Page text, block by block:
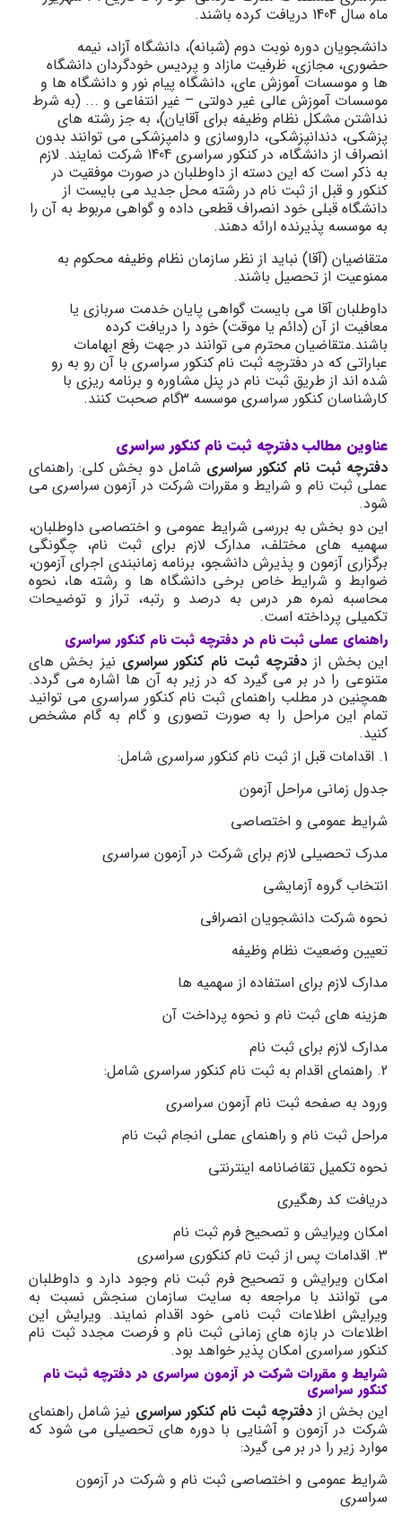
ماه سال 1404 دریافت کرده باشند.
دانشجویان دوره نوبت دوم (شبانه)، دانشگاه آزاد، نیمه
حضوری، مجازی، ظرفیت مازاد و پردیس خودگردان دانشگاه
ها و موسسات آموزش عای، دانشگاه پیام نور و دانشگاه ها و
موسسات آموزش عالی غیر دولتی – غیر انتفاعی و ... (به شرط
نداشتن مشکل نظام وظیفه برای آقایان)، به جز رشته های
پزشکی، دندانپزشکی، داروسازی و دامپزشکی می توانند بدون
انصراف از دانشگاه، در کنکور سراسری 1404 شرکت نمایند. لازم
به ذکر است که این دسته از داوطلبان در صورت موفقیت در
کنکور و قبل از ثبت نام در رشته محل جدید می بایست از
دانشگاه قبلی خود انصراف قطعی داده و گواهی مربوط به آن را
به موسسه پذیرنده ارائه دهند.
متقاضیان (آقا) نباید از نظر سازمان نظام وظیفه محکوم به
ممنوعیت از تحصیل باشند.
داوطلبان آقا می بایست گواهی پایان خدمت سربازی یا
معافیت از آن (دائم یا موقت) خود را دریافت کرده
باشند.متقاضیان محترم می توانند در جهت رفع ابهامات
عباراتی که در دفترچه ثبت نام کنکور سراسری با آن رو به رو
شده اند از طریق ثبت نام در پنل مشاوره و برنامه ریزی با
کارشناسان کنکور سراسری موسسه 3گام صحبت کنند.
عناوین مطالب دفترچه ثبت نام کنکور سراسری
دفترچه ثبت نام کنکور سراسری شامل دو بخش کلی: راهنمای
عملی ثبت نام و شرایط و مقررات شرکت در آزمون سراسری می
شود.
این دو بخش به بررسی شرایط عمومی و اختصاصی داوطلبان،
سهمیه های مختلف، مدارک لازم برای ثبت نام، چگونگی
برگزاری آزمون و پذیرش دانشجو، برنامه زمانبندی اجرای آزمون،
ضوابط و شرایط خاص برخی دانشگاه ها و رشته ها، نحوه
محاسبه نمره هر درس به درصد و رتبه، تراز و توضیحات
تکمیلی پرداخته است.
راهنمای عملی ثبت نام در دفترچه ثبت نام کنکور سراسری
این بخش از دفترچه ثبت نام کنکور سراسری نیز بخش های
متنوعی را در بر می گیرد که در زیر به آن ها اشاره می گردد.
همچنین در مطلب راهنمای ثبت نام کنکور سراسری می توانید
تمام این مراحل را به صورت تصوری و گام به گام مشخص
کنید.
1. اقدامات قبل از ثبت نام کنکور سراسری شامل:
جدول زمانی مراحل آزمون
شرایط عمومی و اختصاصی
مدرک تحصیلی لازم برای شرکت در آزمون سراسری
انتخاب گروه آزمایشی
نحوه شرکت دانشجویان انصرافی
تعیین وضعیت نظام وظیفه
مدارک لازم برای استفاده از سهمیه ها
هزینه های ثبت نام و نحوه پرداخت آن
مدارک لازم برای ثبت نام
2. راهنمای اقدام به ثبت نام کنکور سراسری شامل:
ورود به صفحه ثبت نام آزمون سراسری
مراحل ثبت نام و راهنمای عملی انجام ثبت نام
نحوه تکمیل تقاضانامه اینترنتی
دریافت کد رهگیری
امکان ویرایش و تصحیح فرم ثبت نام
3. اقدامات پس از ثبت نام کنکوری سراسری
امکان ویرایش و تصحیح فرم ثبت نام وجود دارد و داوطلبان
می توانند با مراجعه به سایت سازمان سنجش نسبت به
ویرایش اطلاعات ثبت نامی خود اقدام نمایند. ویرایش این
اطلاعات در بازه های زمانی ثبت نام و فرصت مجدد ثبت نام
کنکور سراسری امکان پذیر خواهد بود.
شرایط و مقررات شرکت در آزمون سراسری در دفترچه ثبت نام
کنکور سراسری
این بخش از دفترچه ثبت نام کنکور سراسری نیز شامل راهنمای
شرکت در آزمون و آشنایی با دوره های تحصیلی می شود که
موارد زیر را در بر می گیرد:
شرایط عمومی و اختصاصی ثبت نام و شرکت در آزمون
سراسری